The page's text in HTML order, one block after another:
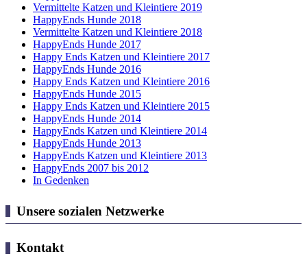
Vermittelte Katzen und Kleintiere 2019
HappyEnds Hunde 2018
Vermittelte Katzen und Kleintiere 2018
HappyEnds Hunde 2017
Happy Ends Katzen und Kleintiere 2017
HappyEnds Hunde 2016
Happy Ends Katzen und Kleintiere 2016
HappyEnds Hunde 2015
Happy Ends Katzen und Kleintiere 2015
HappyEnds Hunde 2014
HappyEnds Katzen und Kleintiere 2014
HappyEnds Hunde 2013
HappyEnds Katzen und Kleintiere 2013
HappyEnds 2007 bis 2012
In Gedenken
Unsere sozialen Netzwerke
Kontakt